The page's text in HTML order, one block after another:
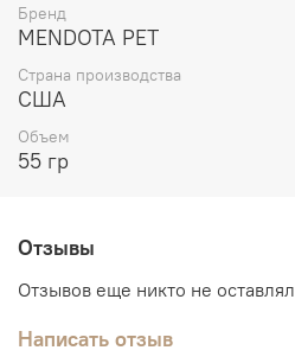
Бренд
MENDOTA PET
Страна производства
США
Объем
55 гр
Отзывы
Отзывов еще никто не оставлял
Написать отзыв